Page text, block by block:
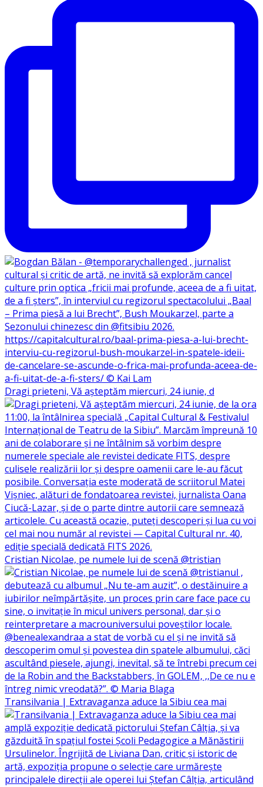
Dragi prieteni, Vă așteptăm miercuri, 24 iunie, d
Cristian Nicolae, pe numele lui de scenă @tristian
Transilvania | Extravaganza aduce la Sibiu cea mai